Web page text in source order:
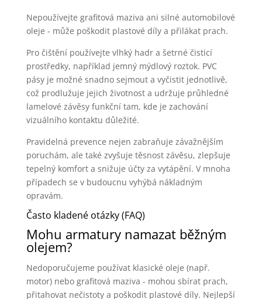
Nepoužívejte grafitová maziva ani silné automobilové
oleje - může poškodit plastové díly a přilákat prach.
Pro čištění používejte vlhký hadr a šetrné čisticí
prostředky, například jemný mýdlový roztok. PVC
pásy je možné snadno sejmout a vyčistit jednotlivě,
což prodlužuje jejich životnost a udržuje průhledné
lamelové závěsy funkční tam, kde je zachování
vizuálního kontaktu důležité.
Pravidelná prevence nejen zabraňuje závažnějším
poruchám, ale také zvyšuje těsnost závěsu, zlepšuje
tepelný komfort a snižuje účty za vytápění. V mnoha
případech se v budoucnu vyhýbá nákladným
opravám.
Často kladené otázky (FAQ)
Mohu armatury namazat běžným
olejem?
Nedoporučujeme používat klasické oleje (např.
motor) nebo grafitová maziva - mohou sbírat prach,
přitahovat nečistoty a poškodit plastové díly. Nejlepší